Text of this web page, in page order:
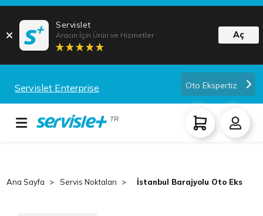
Servislet
Aracın İçin Ürün ve Hizmetler Aç
Servislet Enterprise Oto Ekspertiz
TR
Ana Sayfa Servis Noktaları İstanbul Barajyolu Oto